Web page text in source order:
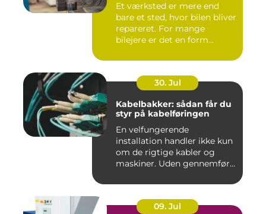
Et værksted er mere end
bare et sted, hvor bilen bliver
repareret. For mange
bilejere er det en form...
30. Jul
Kabelbakker: sådan får du
styr på kabelføringen
En velfungerende
installation handler ikke kun
om de rigtige kabler og
maskiner. Uden gennemført
09. Jul